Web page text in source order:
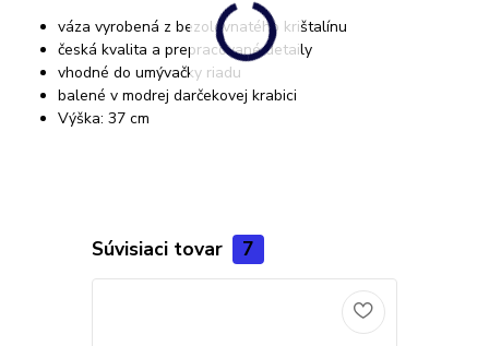
váza vyrobená z bezolovnatého krištalínu
česká kvalita a prepracované detaily
vhodné do umývačky riadu
balené v modrej darčekovej krabici
Výška: 37 cm
Súvisiaci tovar 7